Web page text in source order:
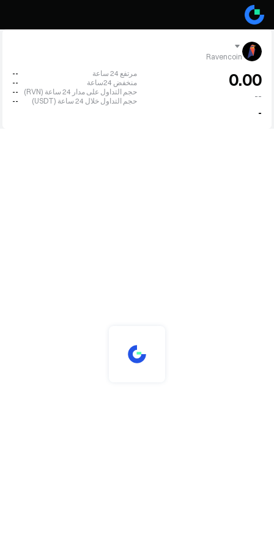
Ravencoin
0.00
--
-
مرتفع 24 ساعة
--
منخفض 24ساعة
--
حجم التداول على مدار 24 ساعة (RVN)
--
حجم التداول خلال 24 ساعة (USDT)
--